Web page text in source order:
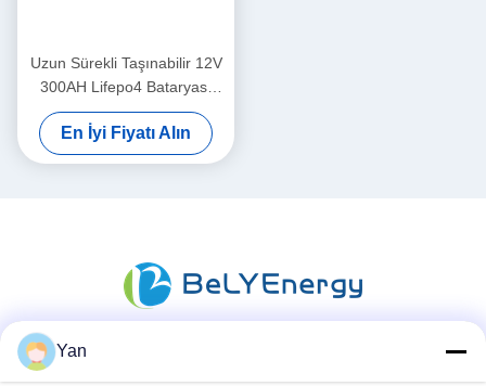
Uzun Sürekli Taşınabilir 12V
300AH Lifepo4 Bataryası
Yeni Sınıf A Hücreleri Uzun
Dönem Hayatı
En İyi Fiyatı Alın
Yan